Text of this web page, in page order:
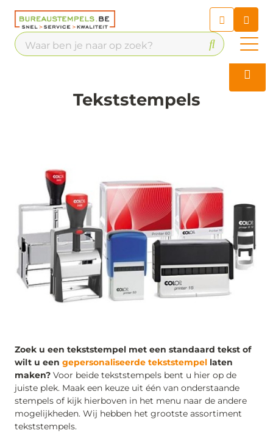
Chatbot
Chat 24/7 met onze chatbot
Tekststempels
Zoek u een tekststempel met een standaard tekst of
wilt u een gepersonaliseerde tekststempel laten
maken? Voor beide tekststempels bent u hier op de
juiste plek. Maak een keuze uit één van onderstaande
stempels of kijk hierboven in het menu naar de andere
mogelijkheden. Wij hebben het grootste assortiment
tekststempels.